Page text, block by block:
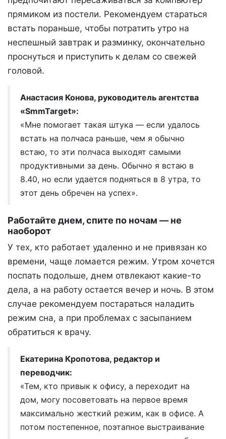
прямиком из постели. Рекомендуем стараться
встать пораньше, чтобы потратить утро на
неспешный завтрак и разминку, окончательно
проснуться и приступить к делам со свежей
головой.
Анастасия Конова, руководитель агентства
«SmmTarget»:
«Мне помогает такая штука — если удалось
встать на полчаса раньше, чем я обычно
встаю, то эти полчаса выходят самыми
продуктивными за день. Обычно я встаю в
8.40, но если удается подняться в 8 утра, то
этот день обречен на успех».
Работайте днем, спите по ночам — не
наоборот
У тех, кто работает удаленно и не привязан ко
времени, чаще ломается режим. Утром хочется
поспать подольше, днем отвлекают какие-то
дела, а на работу остается вечер и ночь. В этом
случае рекомендуем постараться наладить
режим сна, а при проблемах с засыпанием
обратиться к врачу.
Екатерина Кропотова, редактор и
переводчик:
«Тем, кто привык к офису, а переходит на
дом, могу посоветовать на первое время
максимально жесткий режим, как в офисе. А
потом постепенное, поэтапное выстраивание